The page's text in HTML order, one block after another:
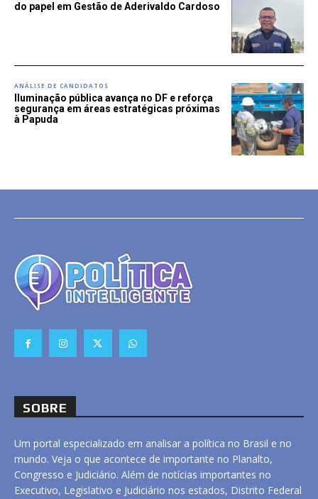
do papel em Gestão de Aderivaldo Cardoso
ANÁLISE DE CANDIDATOS
Iluminação pública avança no DF e reforça
segurança em áreas estratégicas próximas
à Papuda
SOBRE
Um portal especializado em analisar a política no Brasil e no
mundo. Veja o que acontece de importante no Planalto,
Congresso e Judiciário. Além de notícias importantes no
Executivo, Legislativo e Judiciário nos estados, Distrito Federal